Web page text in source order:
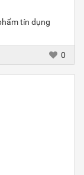
tín dụng
0